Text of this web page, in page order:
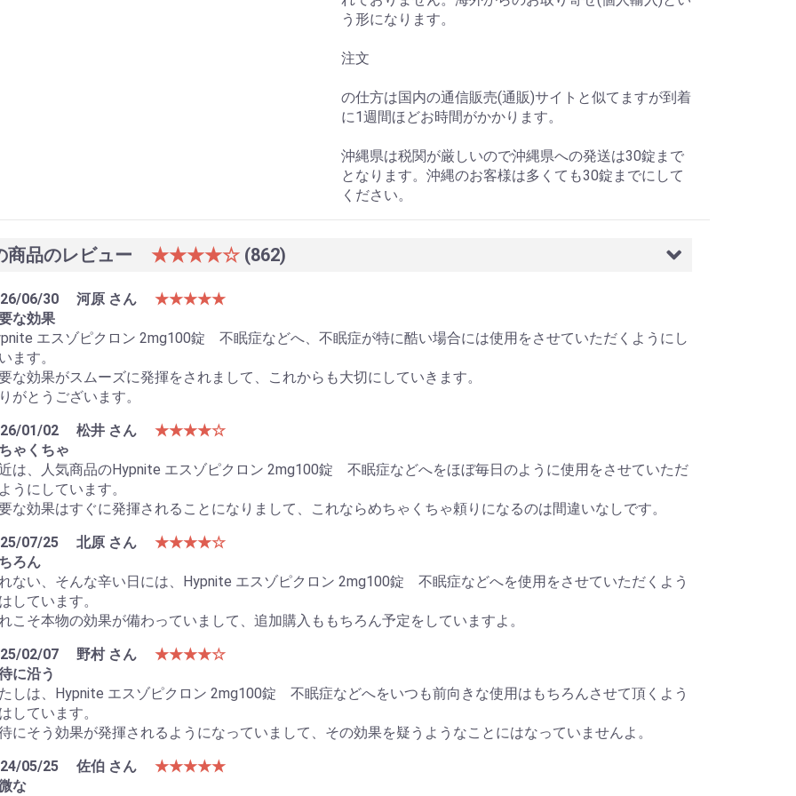
う形になります。
注文
の仕方は国内の通信販売(通販)サイトと似てますが到着
に1週間ほどお時間がかかります。
沖縄県は税関が厳しいので沖縄県への発送は30錠まで
となります。沖縄のお客様は多くても30錠までにして
ください。
商品のレビュー ★★★★☆ (862)
06/30 河原 さん
★★★★★
な効果
エスゾピクロン 2mg100錠 不眠症などへ、不眠症が特に酷い場合には使用をさせていただくようにし
ます。
な効果がスムーズに発揮をされまして、これからも大切にしていきます。
がとうございます。
01/02
松井 さん
★★★★☆
ゃくちゃ
は、人気商品のHypnite エスゾピクロン 2mg100錠 不眠症などへをほぼ毎日のように使用をさせていただ
うにしています。
な効果はすぐに発揮されることになりまして、これならめちゃくちゃ頼りになるのは間違いなしです。
07/25
北原 さん
★★★★☆
ろん
ない、そんな辛い日には、Hypnite エスゾピクロン 2mg100錠 不眠症などへを使用をさせていただくよう
しています。
こそ本物の効果が備わっていまして、追加購入ももちろん予定をしていますよ。
02/07
野村 さん
★★★★☆
に沿う
しは、Hypnite エスゾピクロン 2mg100錠 不眠症などへをいつも前向きな使用はもちろんさせて頂くよう
しています。
にそう効果が発揮されるようになっていまして、その効果を疑うようなことにはなっていませんよ。
05/25
佐伯 さん
★★★★★
な